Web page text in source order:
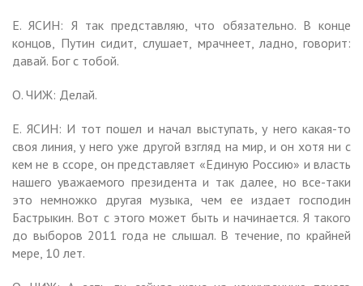
Е. ЯСИН: Я так представляю, что обязательно. В конце
концов, Путин сидит, слушает, мрачнеет, ладно, говорит:
давай. Бог с тобой.
О. ЧИЖ: Делай.
Е. ЯСИН: И тот пошел и начал выступать, у него какая-то
своя линия, у него уже другой взгляд на мир, и он хотя ни с
кем не в ссоре, он представляет «Единую Россию» и власть
нашего уважаемого президента и так далее, но все-таки
это немножко другая музыка, чем ее издает господин
Бастрыкин. Вот с этого может быть и начинается. Я такого
до выборов 2011 года не слышал. В течение, по крайней
мере, 10 лет.